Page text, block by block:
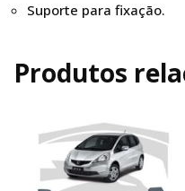
Suporte para fixação.
Produtos